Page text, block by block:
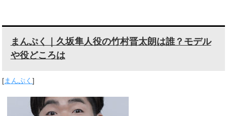
まんぷく｜久坂隼人役の竹村晋太朗は誰？モデル
や役どころは
[まんぷく]